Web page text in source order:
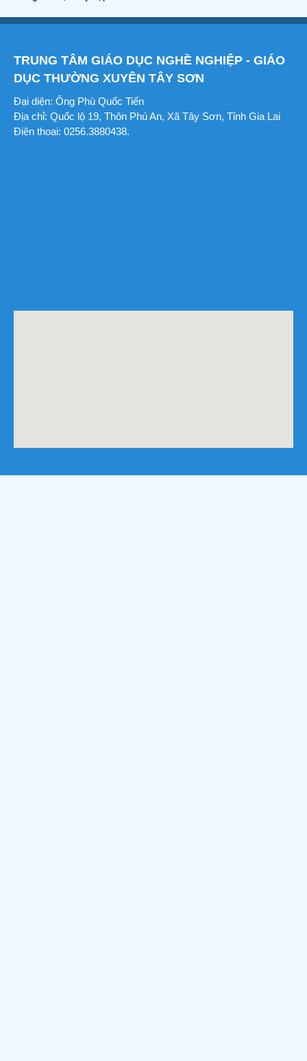
TRUNG TÂM GIÁO DỤC NGHỀ NGHIỆP - GIÁO
DỤC THƯỜNG XUYÊN TÂY SƠN
Đại diện: Ông Phù Quốc Tiến
Địa chỉ: Quốc lộ 19, Thôn Phú An, Xã Tây Sơn, Tỉnh Gia Lai
Điện thoại: 0256.3880438.